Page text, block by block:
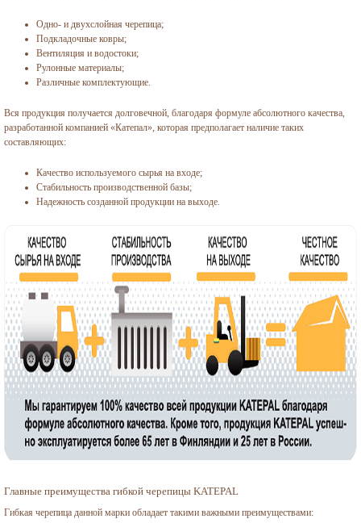
Одно- и двухслойная черепица;
Подкладочные ковры;
Вентиляция и водостоки;
Рулонные материалы;
Различные комплектующие.
Вся продукция получается долговечной, благодаря формуле абсолютного качества,
разработанной компанией «Катепал», которая предполагает наличие таких
составляющих:
Качество используемого сырья на входе;
Стабильность производственной базы;
Надежность созданной продукции на выходе.
Главные преимущества гибкой черепицы KATEPAL
Гибкая черепица данной марки обладает такими важными преимуществами: